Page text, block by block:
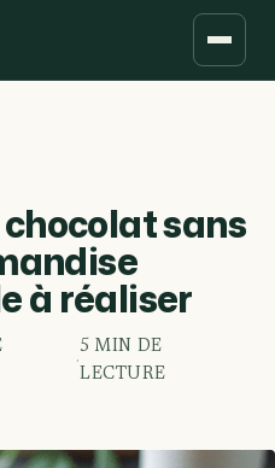
sans
à réaliser
·
5 MIN DE
LECTURE